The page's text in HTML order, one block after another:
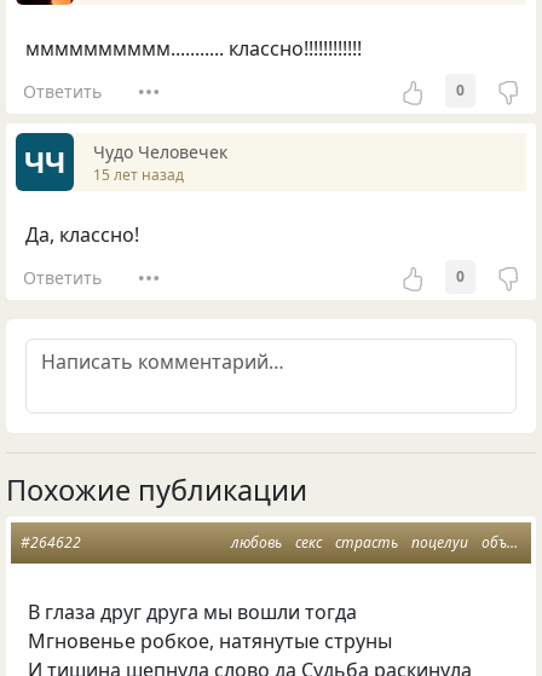
мммммммммм........... классно!!!!!!!!!!!!
Ответить 0
ЧЧ Чудо Человечек
15 лет назад
Да, классно!
Ответить 0
Похожие публикации
любовь секс страсть поцелуи объятия
#264622
В глаза друг друга мы вошли тогда
Мгновенье робкое, натянутые струны
И тишина шепнула слово да Судьба раскинула